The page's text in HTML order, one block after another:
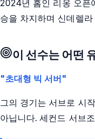
2024년 홈인 리옹 오픈
승을 차지하며 신데렐
이 선수는 어떤
"초대형 빅 서버"
그의 경기는 서브로 시
아닙니다. 세컨드 서브